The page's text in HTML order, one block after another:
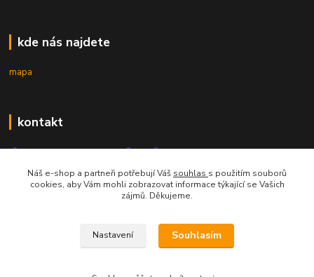
kde nás najdete
mapa
kontakt
Náš e-shop a partneři potřebují Váš souhlas s použitím souborů
cookies, aby Vám mohli zobrazovat informace týkající se Vašich
zájmů. Děkujeme.
Nastavení Souhlasím